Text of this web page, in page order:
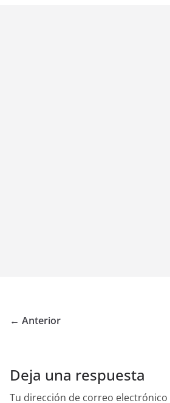
← Anterior
Deja una respuesta
Tu dirección de correo